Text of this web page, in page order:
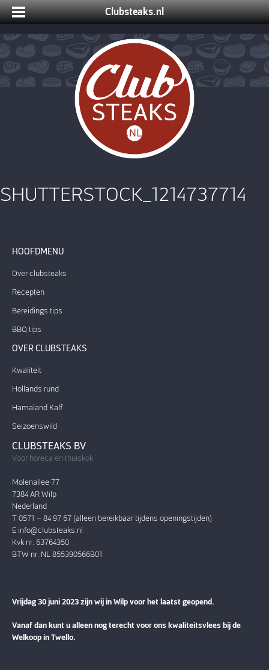
Clubsteaks.nl
SHUTTERSTOCK_1214737714
HOOFDMENU
Over clubsteaks
Recepten
Bereidings tips
BBQ tips
OVER CLUBSTEAKS
Kwaliteit
Hollands rund
Hamaland Kalf
Seizoenswild
CLUBSTEAKS BV
Voor horeca en thuiskok
Molenallee 77
7384 AR Wilp
Nederland
T 0571 – 84 97 67 (alleen bereikbaar tijdens openingstijden)
E info@clubsteaks.nl
Kvk nr. 63764350
BTW nr. NL 855390566B01
Vrijdag 30 juni 2023 zijn wij in Wilp voor het laatst geopend.
Vanaf dan kunt u alleen nog terecht voor ons kwaliteitsvlees bij de
Welkoop in Twello.